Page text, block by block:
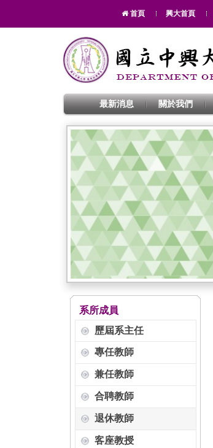
首頁 興大首頁
最新消息 關於我們
系所成員
歷屆系主任
專任教師
兼任教師
合聘教師
退休教師
客座教授